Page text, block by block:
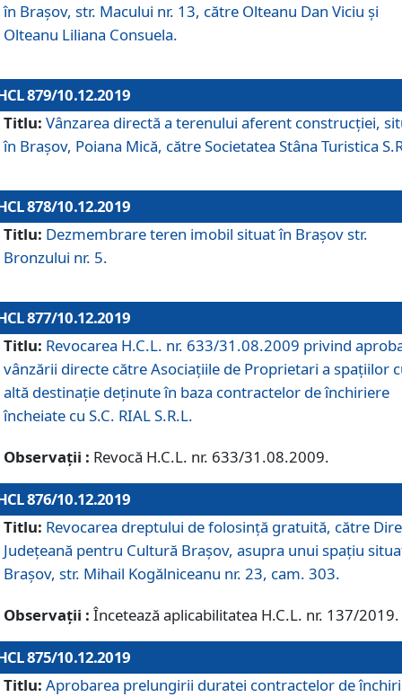
în Brașov, str. Macului nr. 13, către Olteanu Dan Viciu și
Olteanu Liliana Consuela.
879/10.12.2019
Titlu: Vânzarea directă a terenului aferent construcției,
în Brașov, Poiana Mică, către Societatea Stâna Turistica
878/10.12.2019
Titlu: Dezmembrare teren imobil situat în Brașov str.
Bronzului nr. 5.
877/10.12.2019
Titlu: Revocarea H.C.L. nr. 633/31.08.2009 privind
vânzării directe către Asociațiile de Proprietari a spațiilor
altă destinație deținute în baza contractelor de închiriere
încheiate cu S.C. RIAL S.R.L.
Observații : Revocă H.C.L. nr. 633/31.08.2009.
876/10.12.2019
Titlu: Revocarea dreptului de folosinţă gratuită, către
Judeţeană pentru Cultură Braşov, asupra unui spaţiu
Braşov, str. Mihail Kogălniceanu nr. 23, cam. 303.
Observații : Încetează aplicabilitatea H.C.L. nr. 137/2019.
875/10.12.2019
Titlu: Aprobarea prelungirii duratei contractelor de